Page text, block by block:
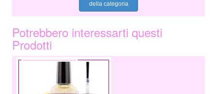
della categoria
Potrebbero interessarti questi
Prodotti
6,99 €